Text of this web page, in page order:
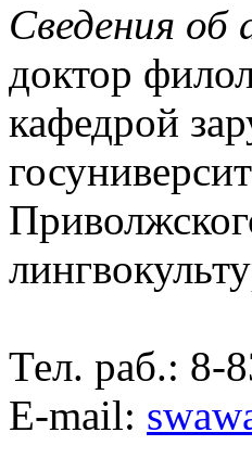
Сведения об
доктор
кафедрой
Тел. раб.: 8-
E-mail: